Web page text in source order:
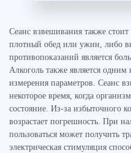
Сеанс взвешивания также
плотный обед или ужин, либо
противопоказаний является
Алкоголь также является
измерения параметров. Сеанс
некоторое время, когда
состояние. Из-за избыточного
возрастает погрешность. При
пользоваться может получить
электрическая стимуляция